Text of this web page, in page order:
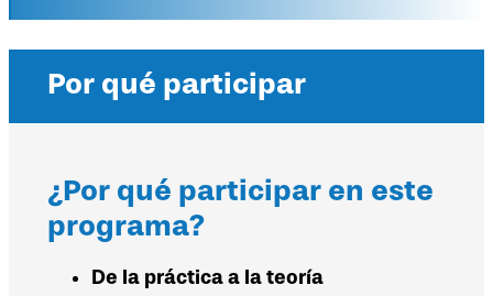
Por qué participar
¿Por qué participar en este
programa?
De la práctica a la teoría